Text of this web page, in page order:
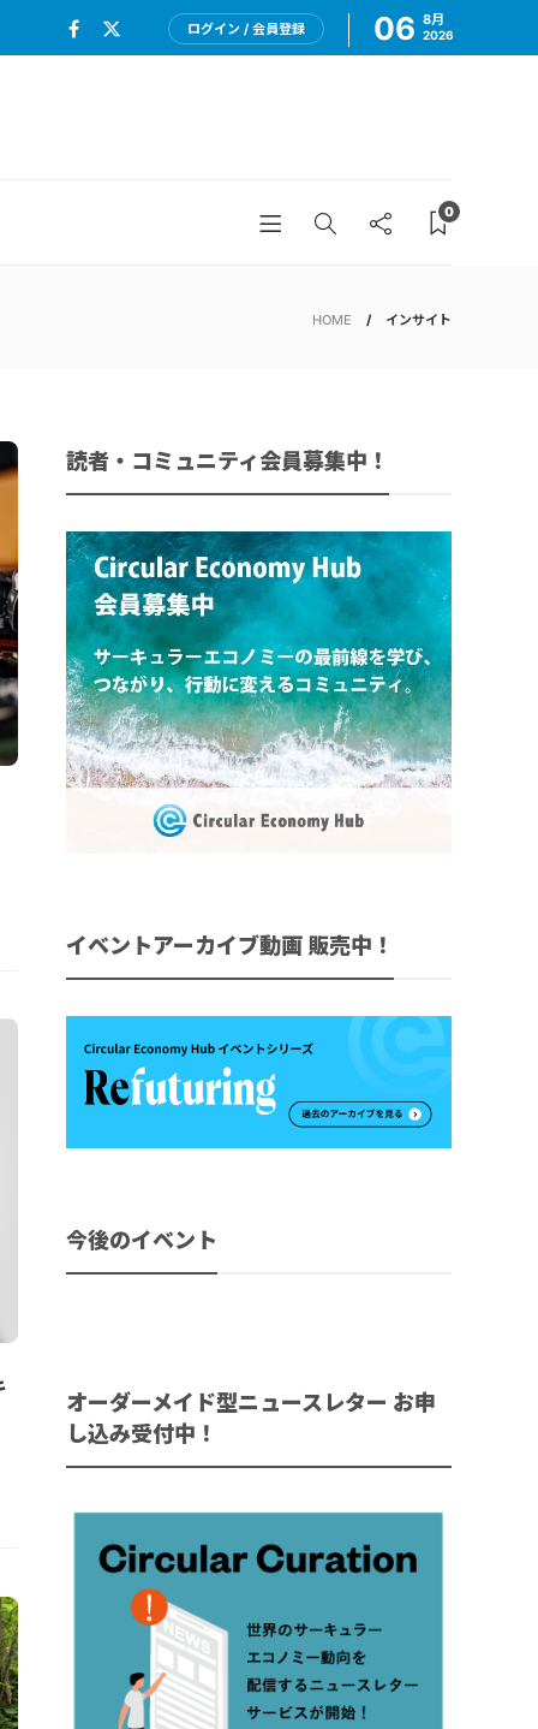
ログイン / 会員登録 06 8月
2026
0
HOME インサイト
読者・コミュニティ会員募集中！
イベントアーカイブ動画 販売中！
今後のイベント
オーダーメイド型ニュースレター お申
し込み受付中！